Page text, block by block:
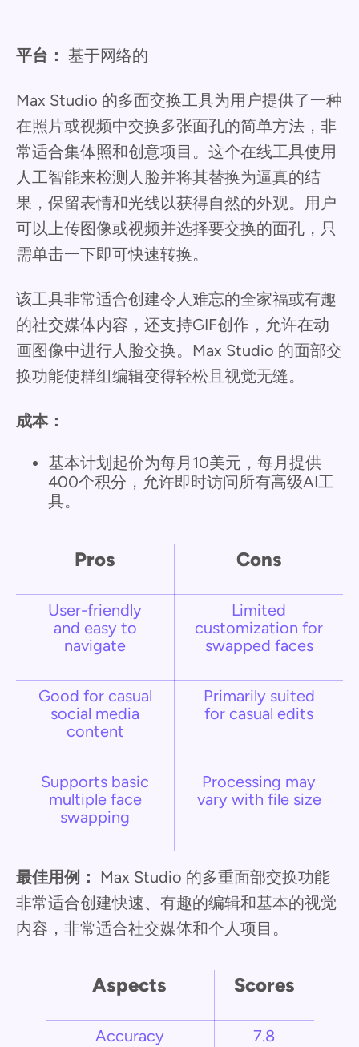
平台： 基于网络的
Max Studio 的多面交换工具为用户提供了一种
在照片或视频中交换多张面孔的简单方法，非
常适合集体照和创意项目。这个在线工具使用
人工智能来检测人脸并将其替换为逼真的结
果，保留表情和光线以获得自然的外观。用户
可以上传图像或视频并选择要交换的面孔，只
需单击一下即可快速转换。
该工具非常适合创建令人难忘的全家福或有趣
的社交媒体内容，还支持GIF创作，允许在动
画图像中进行人脸交换。Max Studio 的面部交
换功能使群组编辑变得轻松且视觉无缝。
成本：
基本计划起价为每月10美元，每月提供
400个积分，允许即时访问所有高级AI工
具。
Pros Cons
User-friendly
and easy to
navigate
Limited
customization for
swapped faces
Good for casual
social media
content
Primarily suited
for casual edits
Supports basic
multiple face
swapping
Processing may
vary with file size
最佳用例： Max Studio 的多重面部交换功能
非常适合创建快速、有趣的编辑和基本的视觉
内容，非常适合社交媒体和个人项目。
Aspects Scores
Accuracy 7.8